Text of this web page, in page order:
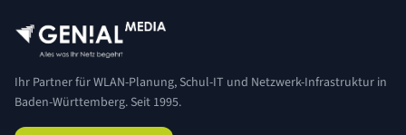
Ihr Partner für WLAN-Planung, Schul-IT und Netzwerk-Infrastruktur in
Baden-Württemberg. Seit 1995.